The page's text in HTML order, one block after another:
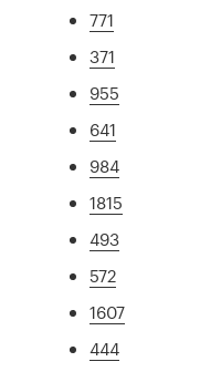
771
371
955
641
984
1815
493
572
1607
444